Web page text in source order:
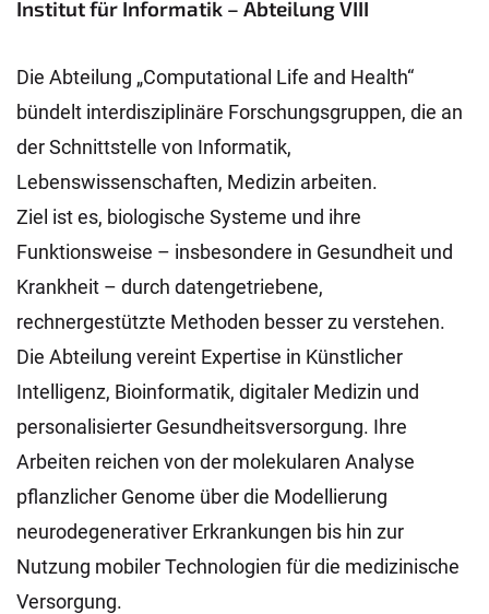
Institut für Informatik – Abteilung VIII
Die Abteilung „Computational Life and Health“
bündelt interdisziplinäre Forschungsgruppen, die an
der Schnittstelle von Informatik,
Lebenswissenschaften, Medizin arbeiten.
Ziel ist es, biologische Systeme und ihre
Funktionsweise – insbesondere in Gesundheit und
Krankheit – durch datengetriebene,
rechnergestützte Methoden besser zu verstehen.
Die Abteilung vereint Expertise in Künstlicher
Intelligenz, Bioinformatik, digitaler Medizin und
personalisierter Gesundheitsversorgung. Ihre
Arbeiten reichen von der molekularen Analyse
pflanzlicher Genome über die Modellierung
neurodegenerativer Erkrankungen bis hin zur
Nutzung mobiler Technologien für die medizinische
Versorgung.